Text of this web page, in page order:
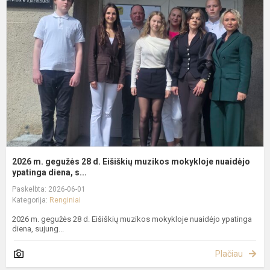
2026 m. gegužės 28 d. Eišiškių muzikos mokykloje nuaidėjo
ypatinga diena, s...
Paskelbta: 2026-06-01
Kategorija: Renginiai
2026 m. gegužės 28 d. Eišiškių muzikos mokykloje nuaidėjo ypatinga
diena, sujung...
Plačiau